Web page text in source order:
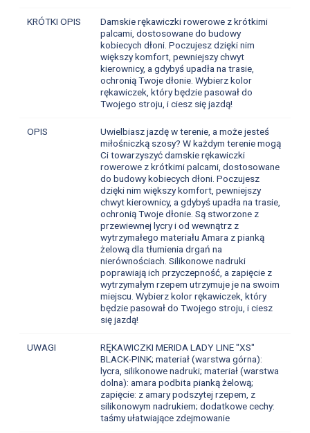
KRÓTKI OPIS
Damskie rękawiczki rowerowe z krótkimi
palcami, dostosowane do budowy
kobiecych dłoni. Poczujesz dzięki nim
większy komfort, pewniejszy chwyt
kierownicy, a gdybyś upadła na trasie,
ochronią Twoje dłonie. Wybierz kolor
rękawiczek, który będzie pasował do
Twojego stroju, i ciesz się jazdą!
OPIS
Uwielbiasz jazdę w terenie, a może jesteś
miłośniczką szosy? W każdym terenie mogą
Ci towarzyszyć damskie rękawiczki
rowerowe z krótkimi palcami, dostosowane
do budowy kobiecych dłoni. Poczujesz
dzięki nim większy komfort, pewniejszy
chwyt kierownicy, a gdybyś upadła na trasie,
ochronią Twoje dłonie. Są stworzone z
przewiewnej lycry i od wewnątrz z
wytrzymałego materiału Amara z pianką
żelową dla tłumienia drgań na
nierównościach. Silikonowe nadruki
poprawiają ich przyczepność, a zapięcie z
wytrzymałym rzepem utrzymuje je na swoim
miejscu. Wybierz kolor rękawiczek, który
będzie pasował do Twojego stroju, i ciesz
się jazdą!
UWAGI
RĘKAWICZKI MERIDA LADY LINE "XS"
BLACK-PINK; materiał (warstwa górna):
lycra, silikonowe nadruki; materiał (warstwa
dolna): amara podbita pianką żelową;
zapięcie: z amary podszytej rzepem, z
silikonowym nadrukiem; dodatkowe cechy:
taśmy ułatwiające zdejmowanie